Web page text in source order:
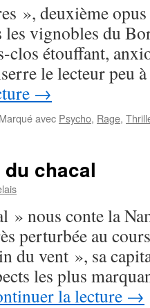
», deuxième
les vignobles du
clos étouffant,
le lecteur peu
→
Marqué avec Psycho, Rage,
du chacal
» nous conte la
perturbée au
du vent », sa
les plus
la lecture →